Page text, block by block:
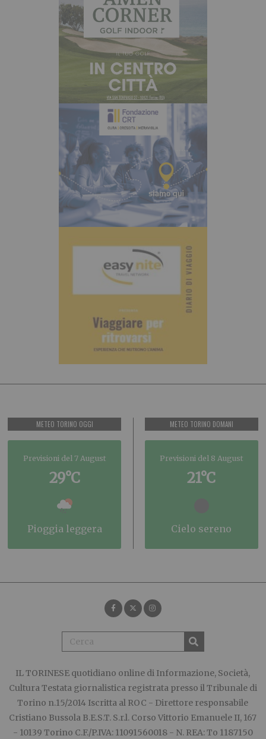
METEO TORINO OGGI
Previsioni del 7 August
29°C
pioggia leggera
METEO TORINO DOMANI
Previsioni del 8 August
21°C
cielo sereno
IL TORINESE quotidiano online di Informazione, Società,
Cultura Testata giornalistica registrata presso il Tribunale di
Torino n.15/2014 Iscritta al ROC - Direttore responsabile
Cristiano Bussola B.E.S.T. S.r.l. Corso Vittorio Emanuele II, 167
- 10139 Torino C.F./P.IVA: 11091560018 - N. REA: To 1187150